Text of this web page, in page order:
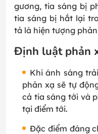
gương, tia sáng bị
tia sáng bị hắt lại
tả là hiện tượng
Định luật phản
Khi ánh sáng
phản xạ sẽ tự
cả tia sáng tới và
tại điểm tới.
Đặc điểm đáng